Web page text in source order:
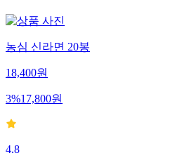
농심 신라면 20봉
18,400원
3%17,800원
4.8